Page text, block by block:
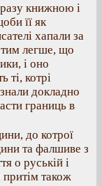
книжною і
її як
хапали за
легше, що
і оно
ті, котрі
докладно
границь в
до котрої
та фалшиве з
о руській і
притім також